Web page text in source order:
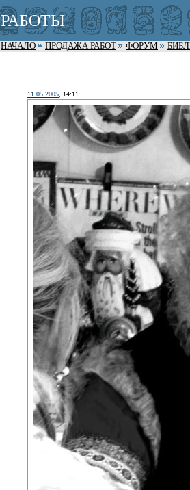
РАБОТЫ
НАЧАЛО ПРОДАЖА РАБОТ ФОРУМ
11.05.2005 , 14:11